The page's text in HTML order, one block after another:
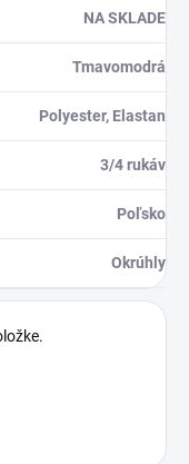
NA SKLADE
Tmavomodrá
Polyester, Elastan
3/4 rukáv
Poľsko
Okrúhly